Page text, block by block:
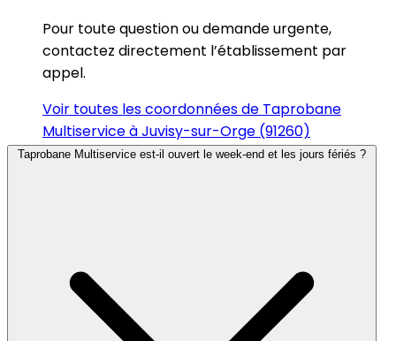
Pour toute question ou demande urgente,
contactez directement l’établissement par
appel.
Voir toutes les coordonnées de Taprobane
Multiservice à Juvisy-sur-Orge (91260)
Taprobane Multiservice est-il ouvert le week-end et les jours fériés ?